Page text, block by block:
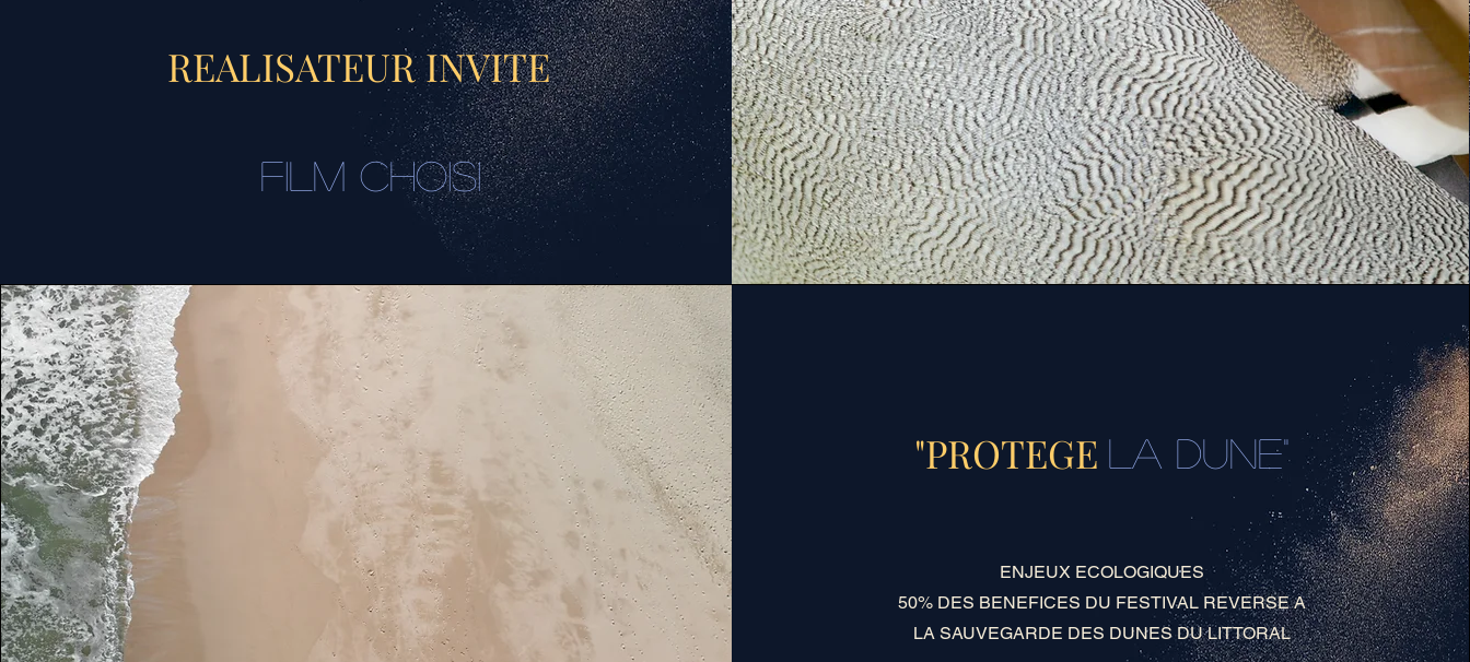
REALISATEUR INVITE
FILM CHOISI
"PROTEGE LA DUNE"
ENJEUX ECOLOGIQUES
50% DES BENEFICES DU FESTIVAL REVERSE A
LA SAUVEGARDE DES DUNES DU LITTORAL